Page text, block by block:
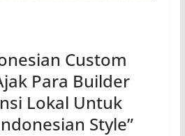
Custom
Para Builder
Lokal Untuk
Style”